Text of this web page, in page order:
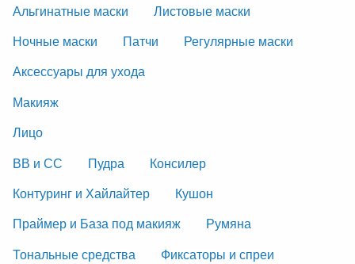
Альгинатные маски
Листовые маски
Ночные маски
Патчи
Регулярные маски
Аксессуары для ухода
Макияж
Лицо
ВВ и СС
Пудра
Консилер
Контуринг и Хайлайтер
Кушон
Праймер и База под макияж
Румяна
Тональные средства
Фиксаторы и спреи